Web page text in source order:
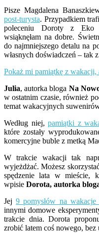
Pisze Magdalena
post-turysta. Przypadkiem
poleceniu Doroty z Eko
wsiąknęłam na dobre.
do najmniejszego detalu na
własnych doświadczeń – tak
Pokaż mi pamiątkę z
Julia, autorka bloga Na
w ostatnim czasie, również
temat wakacyjnych
Według niej,pamiątki z
które zostały
komercyjne buble z metką
W trakcie wakacji tak
wyjeżdżać. Możesz
spędzenie lata w mieście,
wpisie Dorota, autorka
Jej9 pomysłów na
innymi domowe
trakcie dnia. Dorota
zrobić latem coś nowego,